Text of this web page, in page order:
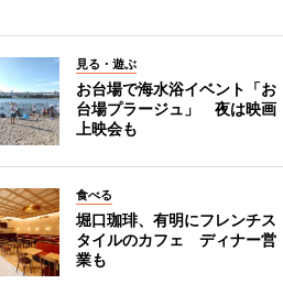
見る・遊ぶ
お台場で海水浴イベント「お
台場プラージュ」 夜は映画
上映会も
食べる
堀口珈琲、有明にフレンチス
タイルのカフェ ディナー営
業も